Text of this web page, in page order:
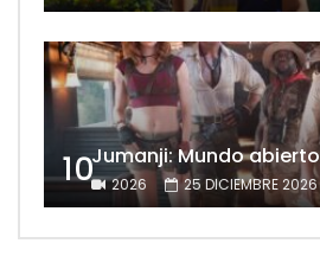
10Jumanji: Mundo abierto
2026 25 DICIEMBRE 2026